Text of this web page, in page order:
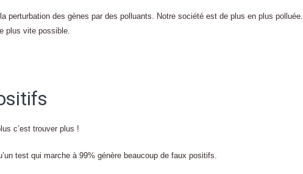
perturbation des gènes par des polluants. Notre société est de plus en plus polluée.
plus vite possible.
c’est trouver plus !
test qui marche à 99% génère beaucoup de faux positifs.